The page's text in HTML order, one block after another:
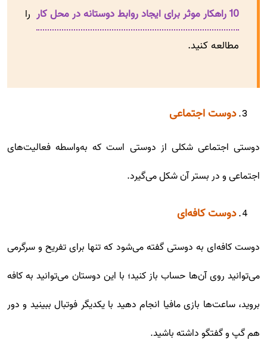
10 راهکار موثر برای ایجاد روابط دوستانه در محل کار
را
مطالعه کنید.
دوست اجتماعی
دوستی اجتماعی شکلی از دوستی است که به‌واسطه فعالیت‌های
اجتماعی و در بستر آن شکل می‌گیرد.
دوست کافه‌ای
دوست کافه‌ای به دوستی گفته می‌شود که تنها برای تفریح و سرگرمی
می‌توانید روی آن‌ها حساب باز کنید؛ با این دوستان می‌توانید به کافه
بروید، ساعت‌ها بازی مافیا انجام دهید با یکدیگر فوتبال ببینید و دور
هم گپ و گفتگو داشته باشید.